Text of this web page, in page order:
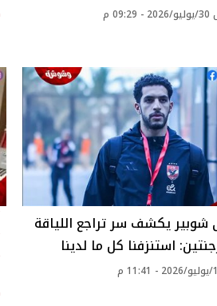
م
يكشف سر تراجع اللياقة
استنزفنا كل ما لدينا